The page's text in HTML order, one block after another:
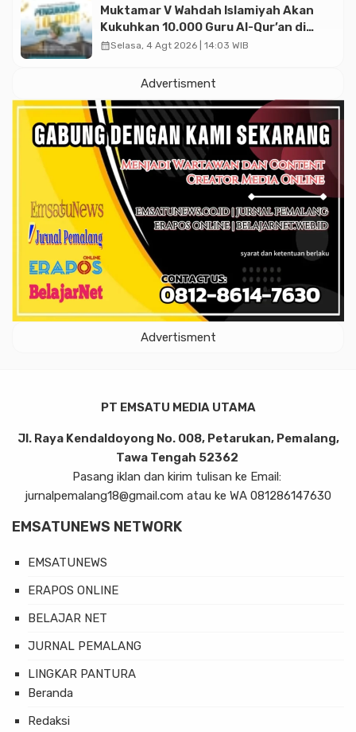
Muktamar V Wahdah Islamiyah Akan
Kukuhkan 10.000 Guru Al-Qur’an di
Masjid Istiqlal
calendar_monthSelasa, 4 Agt 2026 | 14:03 WIB
Advertisment
Advertisment
PT EMSATU MEDIA UTAMA
Jl. Raya Kendaldoyong No. 008, Petarukan, Pemalang,
Tawa Tengah 52362
Pasang iklan dan kirim tulisan ke Email:
jurnalpemalang18@gmail.com atau ke WA 081286147630
EMSATUNEWS NETWORK
EMSATUNEWS
ERAPOS ONLINE
BELAJAR NET
JURNAL PEMALANG
LINGKAR PANTURA
Beranda
Redaksi